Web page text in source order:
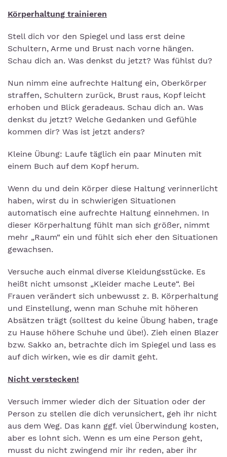
Körperhaltung trainieren
Stell dich vor den Spiegel und lass erst deine
Schultern, Arme und Brust nach vorne hängen.
Schau dich an. Was denkst du jetzt? Was fühlst du?
Nun nimm eine aufrechte Haltung ein, Oberkörper
straffen, Schultern zurück, Brust raus, Kopf leicht
erhoben und Blick geradeaus. Schau dich an. Was
denkst du jetzt? Welche Gedanken und Gefühle
kommen dir? Was ist jetzt anders?
Kleine Übung: Laufe täglich ein paar Minuten mit
einem Buch auf dem Kopf herum.
Wenn du und dein Körper diese Haltung verinnerlicht
haben, wirst du in schwierigen Situationen
automatisch eine aufrechte Haltung einnehmen. In
dieser Körperhaltung fühlt man sich größer, nimmt
mehr „Raum“ ein und fühlt sich eher den Situationen
gewachsen.
Versuche auch einmal diverse Kleidungsstücke. Es
heißt nicht umsonst „Kleider mache Leute“. Bei
Frauen verändert sich unbewusst z. B. Körperhaltung
und Einstellung, wenn man Schuhe mit höheren
Absätzen trägt (solltest du keine Übung haben, trage
zu Hause höhere Schuhe und übe!). Zieh einen Blazer
bzw. Sakko an, betrachte dich im Spiegel und lass es
auf dich wirken, wie es dir damit geht.
Nicht verstecken!
Versuch immer wieder dich der Situation oder der
Person zu stellen die dich verunsichert, geh ihr nicht
aus dem Weg. Das kann ggf. viel Überwindung kosten,
aber es lohnt sich. Wenn es um eine Person geht,
musst du nicht zwingend mir ihr reden, aber ihr